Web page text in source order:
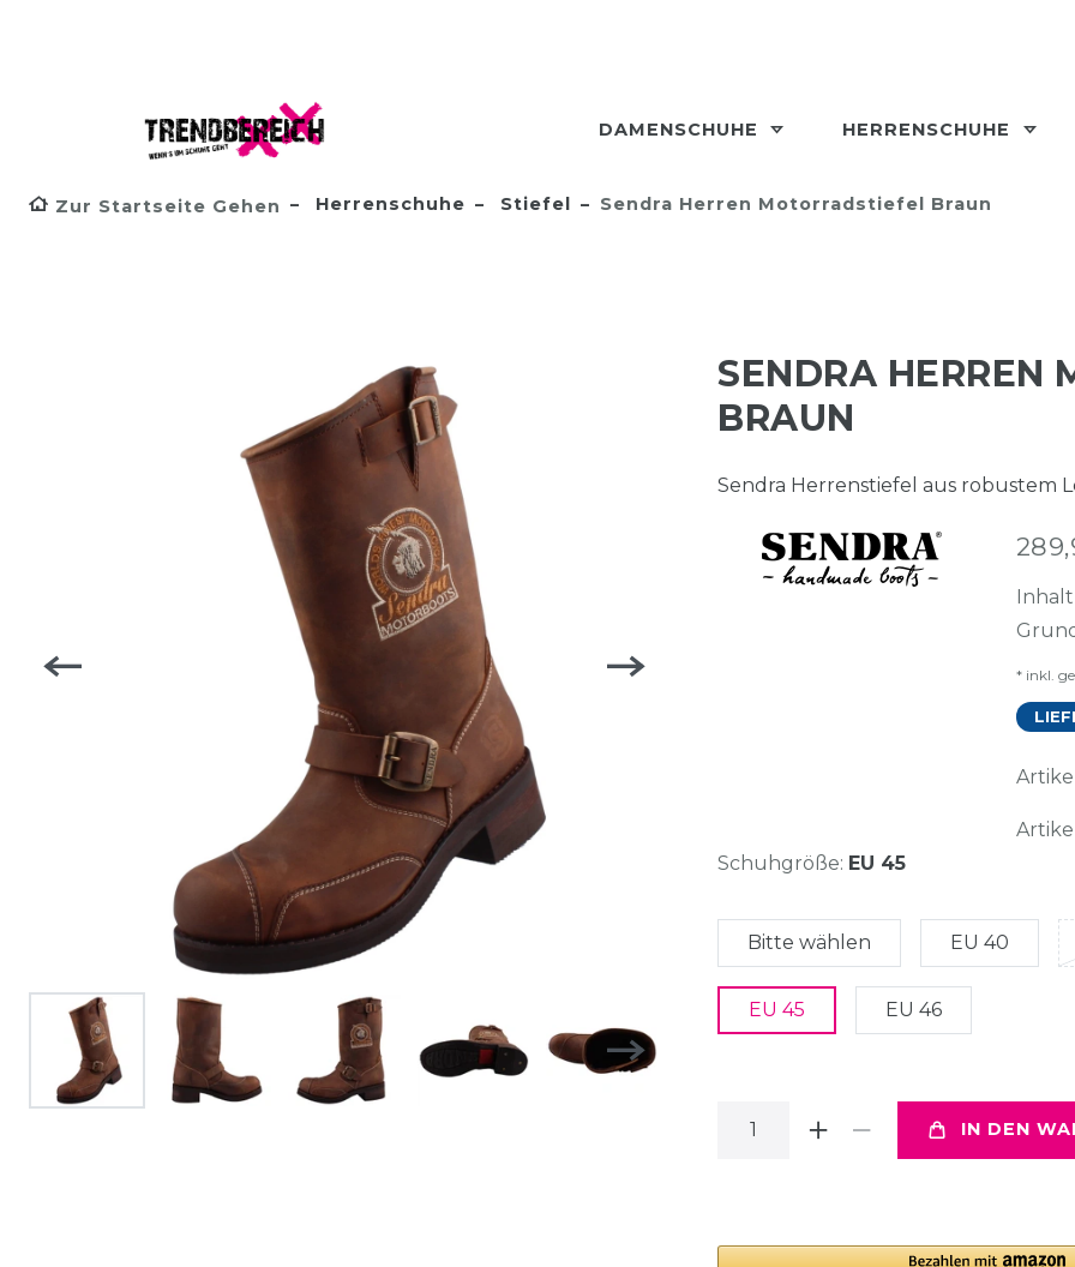
DAMENSCHUHE HERRENSCHUHE
Zur Startseite Gehen Herrenschuhe Stiefel Sendra Herren Motorradstiefel Braun
SENDRA HERREN
BRAUN
Sendra Herrenstiefel aus robustem
* inkl.
Schuhgröße: EU 45
Bitte wählen EU 40
EU 45 EU 46
IN DEN